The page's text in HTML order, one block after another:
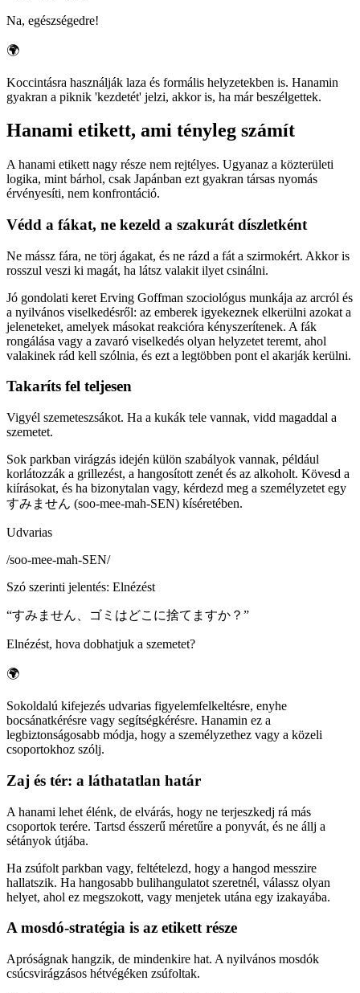
Na, egészségedre!
🌍
Koccintásra használják laza és formális helyzetekben is. Hanamin
gyakran a piknik 'kezdetét' jelzi, akkor is, ha már beszélgettek.
Hanami etikett, ami tényleg számít
A hanami etikett nagy része nem rejtélyes. Ugyanaz a közterületi
logika, mint bárhol, csak Japánban ezt gyakran társas nyomás
érvényesíti, nem konfrontáció.
Védd a fákat, ne kezeld a szakurát díszletként
Ne mássz fára, ne törj ágakat, és ne rázd a fát a szirmokért. Akkor is
rosszul veszi ki magát, ha látsz valakit ilyet csinálni.
Jó gondolati keret Erving Goffman szociológus munkája az arcról és
a nyilvános viselkedésről: az emberek igyekeznek elkerülni azokat a
jeleneteket, amelyek másokat reakcióra kényszerítenek. A fák
rongálása vagy a zavaró viselkedés olyan helyzetet teremt, ahol
valakinek rád kell szólnia, és ezt a legtöbben pont el akarják kerülni.
Takaríts fel teljesen
Vigyél szemeteszsákot. Ha a kukák tele vannak, vidd magaddal a
szemetet.
Sok parkban virágzás idején külön szabályok vannak, például
korlátozzák a grillezést, a hangosított zenét és az alkoholt. Kövesd a
kiírásokat, és ha bizonytalan vagy, kérdezd meg a személyzetet egy
すみません (soo-mee-mah-SEN) kíséretében.
Udvarias
/soo-mee-mah-SEN/
Szó szerinti jelentés: Elnézést
“すみません、ゴミはどこに捨てますか？ ”
Elnézést, hova dobhatjuk a szemetet?
🌍
Sokoldalú kifejezés udvarias figyelemfelkeltésre, enyhe
bocsánatkérésre vagy segítségkérésre. Hanamin ez a
legbiztonságosabb módja, hogy a személyzethez vagy a közeli
csoportokhoz szólj.
Zaj és tér: a láthatatlan határ
A hanami lehet élénk, de elvárás, hogy ne terjeszkedj rá más
csoportok terére. Tartsd ésszerű méretűre a ponyvát, és ne állj a
sétányok útjába.
Ha zsúfolt parkban vagy, feltételezd, hogy a hangod messzire
hallatszik. Ha hangosabb bulihangulatot szeretnél, válassz olyan
helyet, ahol ez megszokott, vagy menjetek utána egy izakayába.
A mosdó-stratégia is az etikett része
Apróságnak hangzik, de mindenkire hat. A nyilvános mosdók
csúcsvirágzásos hétvégéken zsúfoltak.